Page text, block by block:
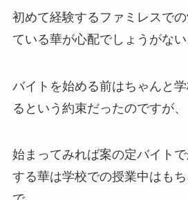
初めて経験するファミレスで
ている華が心配でしょうがない
バイトを始める前はちゃんと
るという約束だったのですが、
始まってみれば案の定バイト
する華は学校での授業中はも